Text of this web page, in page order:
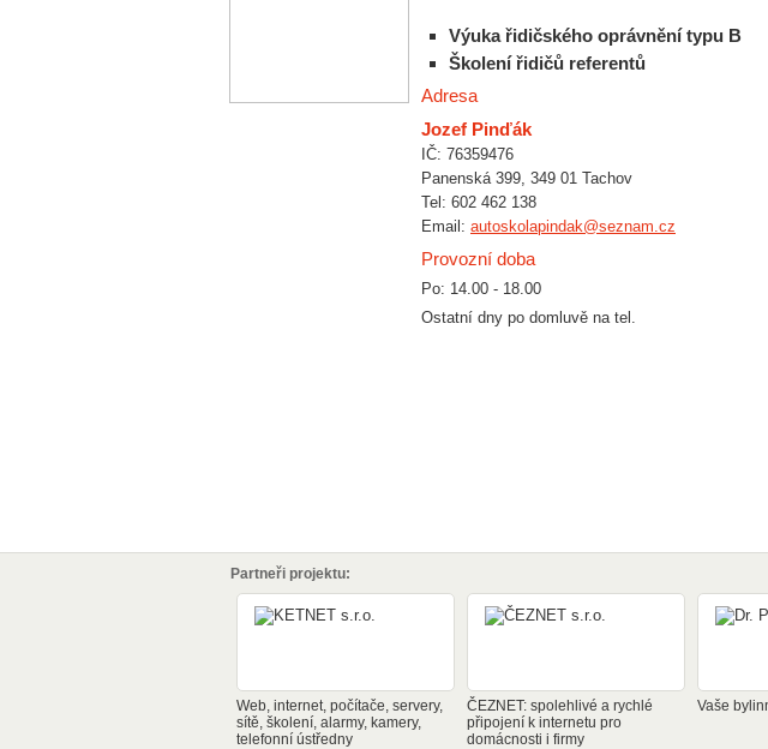
Výuka řidičského oprávnění typu B
Školení řidičů referentů
Adresa
Jozef Pinďák
IČ: 76359476
Panenská 399, 349 01 Tachov
Tel: 602 462 138
Email: autoskolapindak@seznam.cz
Provozní doba
Po: 14.00 - 18.00
Ostatní dny po domluvě na tel.
Partneři projektu:
Web, internet, počítače, servery,
sítě, školení, alarmy, kamery,
telefonní ústředny
ČEZNET: spolehlivé a rychlé
připojení k internetu pro
domácnosti i firmy
Vaše